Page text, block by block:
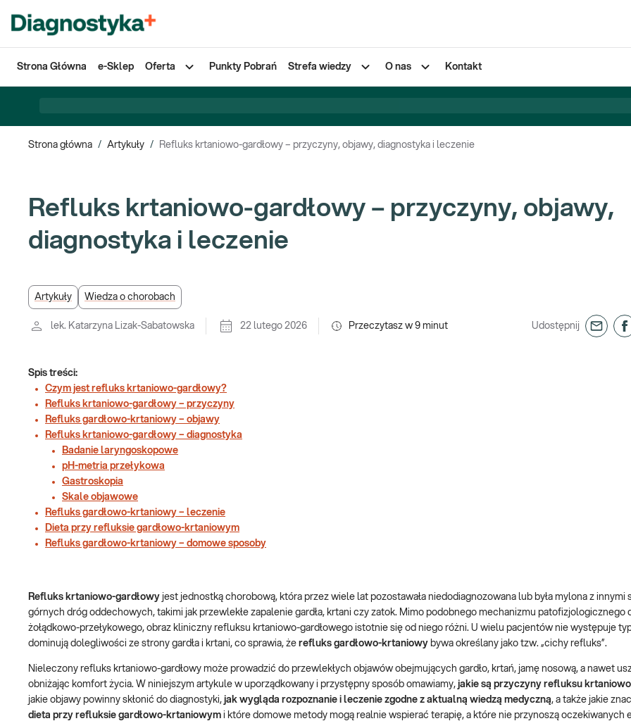
Strona Główna e-Sklep Oferta Punkty Pobrań Strefa wiedzy O nas Kontakt
Strona główna / Artykuły / Refluks krtaniowo-gardłowy – przyczyny, objawy, diagnostyka i leczenie
Refluks krtaniowo-gardłowy – przyczyny, objawy,
diagnostyka i leczenie
Artykuły Wiedza o chorobach
lek. Katarzyna Lizak-Sabatowska 22 lutego 2026 Przeczytasz w 9 minut Udostępnij
Spis treści:
Czym jest refluks krtaniowo-gardłowy?
Refluks krtaniowo-gardłowy – przyczyny
Refluks gardłowo-krtaniowy – objawy
Refluks krtaniowo-gardłowy – diagnostyka
Badanie laryngoskopowe
pH-metria przełykowa
Gastroskopia
Skale objawowe
Refluks gardłowo-krtaniowy – leczenie
Dieta przy refluksie gardłowo-krtaniowym
Refluks gardłowo-krtaniowy – domowe sposoby
Refluks krtaniowo-gardłowy jest jednostką chorobową, która przez wiele lat pozostawała niedodiagnozowana lub była mylona z innymi
górnych dróg oddechowych, takimi jak przewlekłe zapalenie gardła, krtani czy zatok. Mimo podobnego mechanizmu patofizjologicznego
żołądkowo-przełykowego, obraz kliniczny refluksu krtaniowo-gardłowego istotnie się od niego różni. U wielu pacjentów nie występuje
dominują dolegliwości ze strony gardła i krtani, co sprawia, że refluks gardłowo-krtaniowy bywa określany jako tzw. „cichy refluks”.
Nieleczony refluks krtaniowo-gardłowy może prowadzić do przewlekłych objawów obejmujących gardło, krtań, jamę nosową, a nawet
obniżając komfort życia. W niniejszym artykule w uporządkowany i przystępny sposób omawiamy, jakie są przyczyny refluksu
jakie objawy powinny skłonić do diagnostyki, jak wygląda rozpoznanie i leczenie zgodne z aktualną wiedzą medyczną, a także jakie
dieta przy refluksie gardłowo-krtaniowym i które domowe metody mogą realnie wspierać terapię, a które nie przynoszą oczekiwanych